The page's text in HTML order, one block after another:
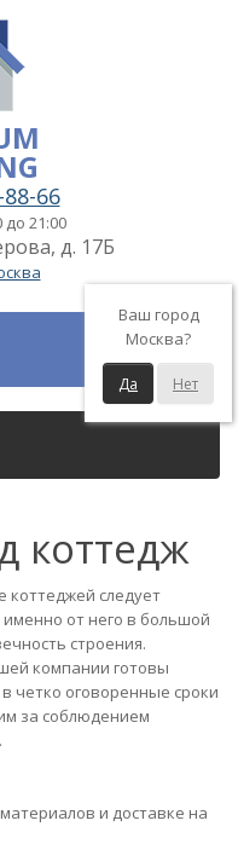
66
до 21:00
д. 17Б
Ваш город
Москва?
Да Нет
коттедж
коттеджей следует
от него в большой
строения.
компании готовы
четко оговоренные сроки
за соблюдением
и доставке на